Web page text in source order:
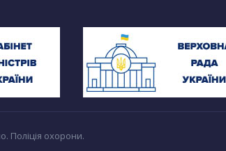
Поліція охорони.